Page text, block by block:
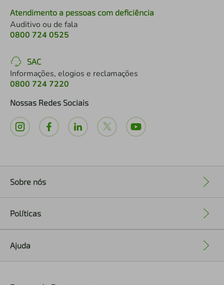
Atendimento a pessoas com deficiência
Auditivo ou de fala
0800 724 0525
SAC
Informações, elogios e reclamações
0800 724 7220
Nossas Redes Sociais
Sobre nós
Políticas
Ajuda